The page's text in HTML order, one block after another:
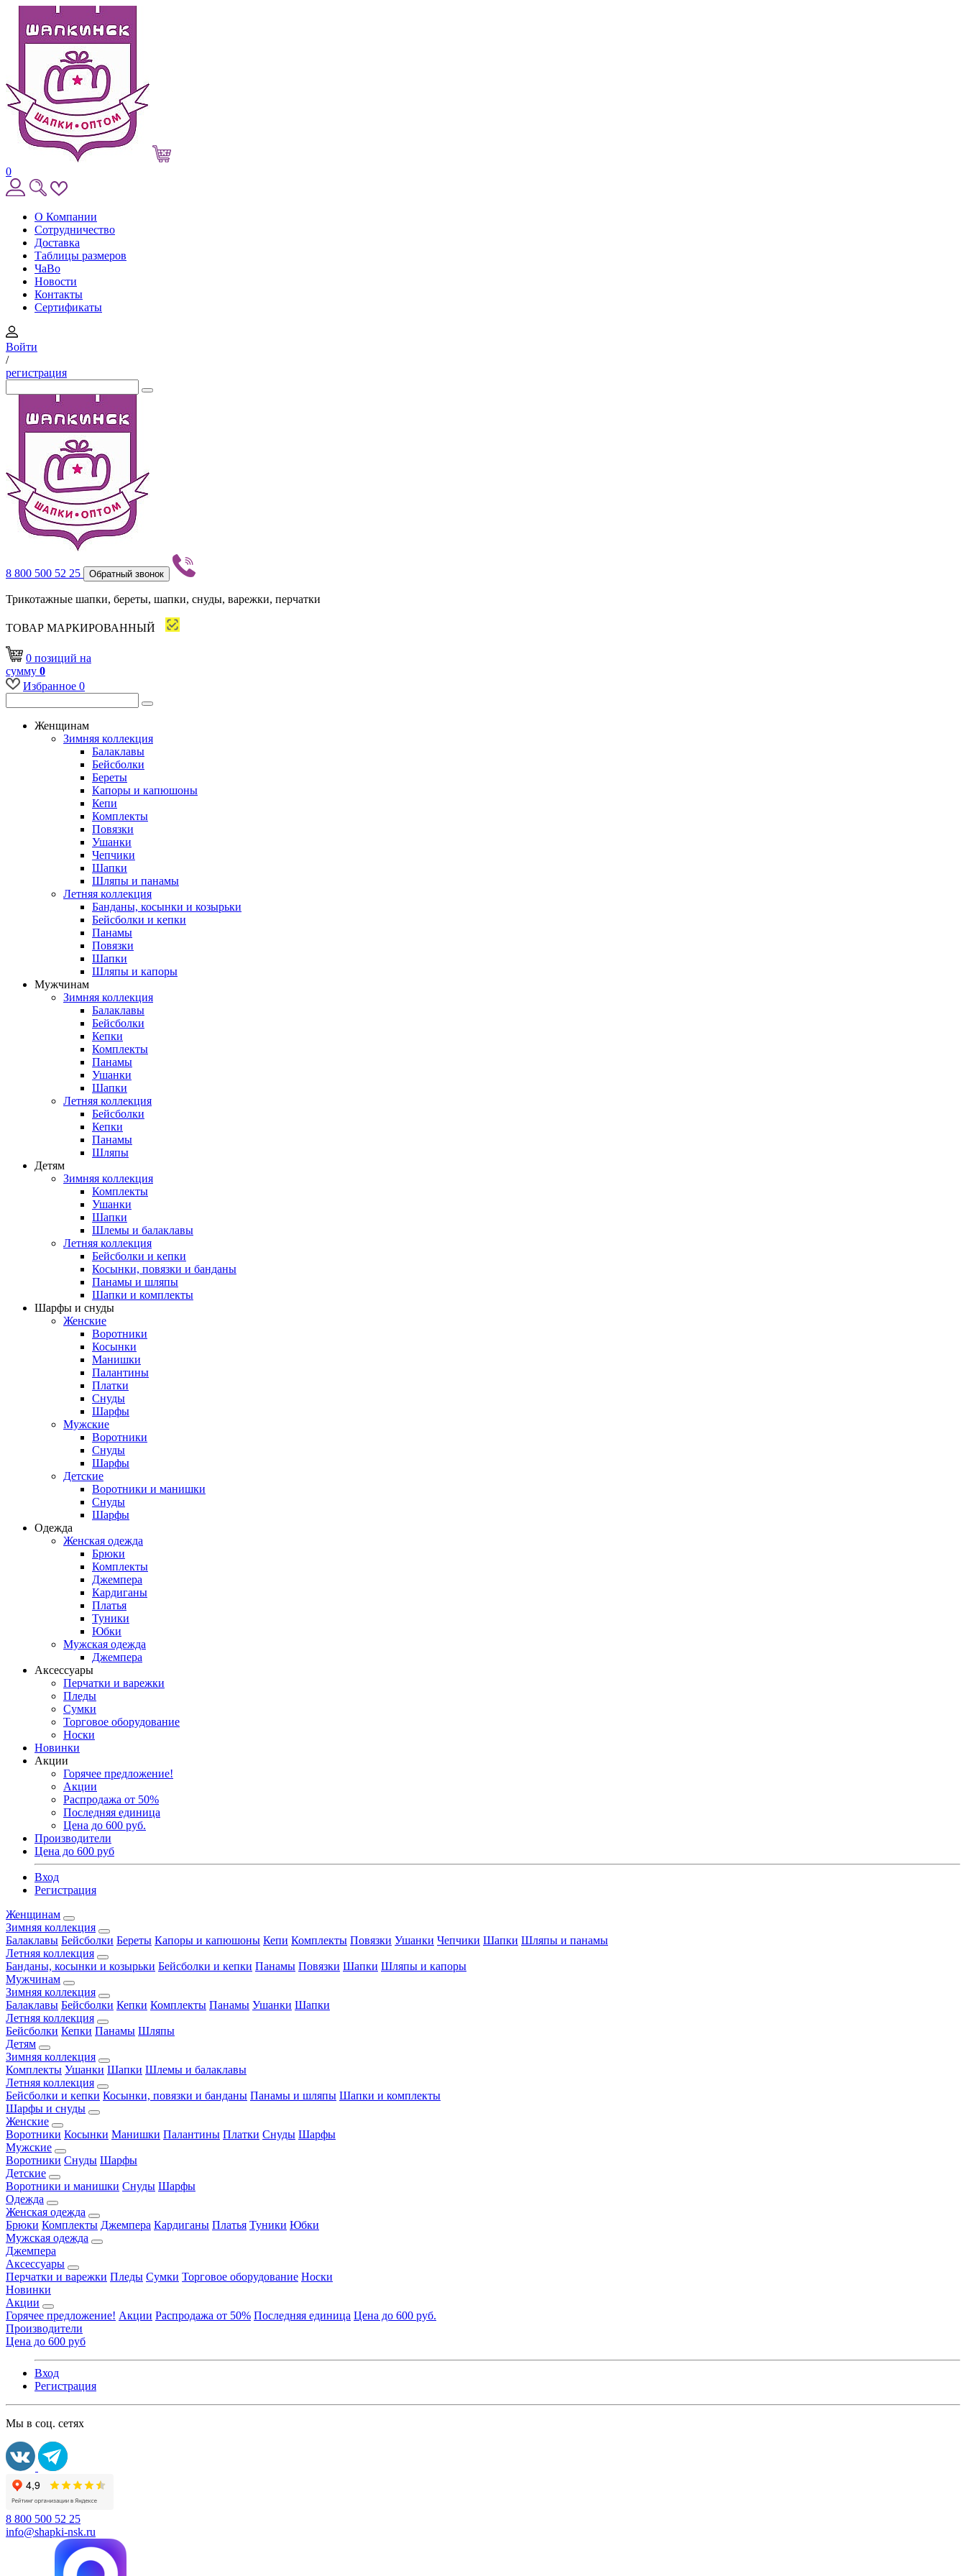
0
О Компании
Сотрудничество
Доставка
Таблицы размеров
ЧаВо
Новости
Контакты
Сертификаты
Войти
/
регистрация
8 800 500 52 25 Обратный звонок
Трикотажные шапки, береты, шапки, снуды, варежки, перчатки
ТОВАР МАРКИРОВАННЫЙ
0 позиций на
сумму 0
Избранное 0
Женщинам
Зимняя коллекция
Балаклавы
Бейсболки
Береты
Капоры и капюшоны
Кепи
Комплекты
Повязки
Ушанки
Чепчики
Шапки
Шляпы и панамы
Летняя коллекция
Банданы, косынки и козырьки
Бейсболки и кепки
Панамы
Повязки
Шапки
Шляпы и капоры
Мужчинам
Зимняя коллекция
Балаклавы
Бейсболки
Кепки
Комплекты
Панамы
Ушанки
Шапки
Летняя коллекция
Бейсболки
Кепки
Панамы
Шляпы
Детям
Зимняя коллекция
Комплекты
Ушанки
Шапки
Шлемы и балаклавы
Летняя коллекция
Бейсболки и кепки
Косынки, повязки и банданы
Панамы и шляпы
Шапки и комплекты
Шарфы и снуды
Женские
Воротники
Косынки
Манишки
Палантины
Платки
Снуды
Шарфы
Мужские
Воротники
Снуды
Шарфы
Детские
Воротники и манишки
Снуды
Шарфы
Одежда
Женская одежда
Брюки
Комплекты
Джемпера
Кардиганы
Платья
Туники
Юбки
Мужская одежда
Джемпера
Аксессуары
Перчатки и варежки
Пледы
Сумки
Торговое оборудование
Носки
Новинки
Акции
Горячее предложение!
Акции
Распродажа от 50%
Последняя единица
Цена до 600 руб.
Производители
Цена до 600 руб
Вход
Регистрация
Женщинам
Зимняя коллекция
Балаклавы Бейсболки Береты Капоры и капюшоны Кепи Комплекты Повязки Ушанки Чепчики Шапки Шляпы и панамы
Летняя коллекция
Банданы, косынки и козырьки Бейсболки и кепки Панамы Повязки Шапки Шляпы и капоры
Мужчинам
Зимняя коллекция
Балаклавы Бейсболки Кепки Комплекты Панамы Ушанки Шапки
Летняя коллекция
Бейсболки Кепки Панамы Шляпы
Детям
Зимняя коллекция
Комплекты Ушанки Шапки Шлемы и балаклавы
Летняя коллекция
Бейсболки и кепки Косынки, повязки и банданы Панамы и шляпы Шапки и комплекты
Шарфы и снуды
Женские
Воротники Косынки Манишки Палантины Платки Снуды Шарфы
Мужские
Воротники Снуды Шарфы
Детские
Воротники и манишки Снуды Шарфы
Одежда
Женская одежда
Брюки Комплекты Джемпера Кардиганы Платья Туники Юбки
Мужская одежда
Джемпера
Аксессуары
Перчатки и варежки Пледы Сумки Торговое оборудование Носки
Новинки
Акции
Горячее предложение! Акции Распродажа от 50% Последняя единица Цена до 600 руб.
Производители
Цена до 600 руб
Вход
Регистрация
Мы в соц. сетях
8 800 500 52 25
info@shapki-nsk.ru